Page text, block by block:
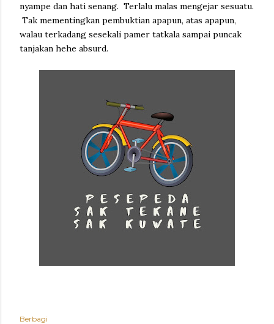
nyampe dan hati senang. Terlalu malas mengejar sesuatu.
Tak mementingkan pembuktian apapun, atas apapun,
walau terkadang sesekali pamer tatkala sampai puncak
tanjakan hehe absurd.
Berbagi